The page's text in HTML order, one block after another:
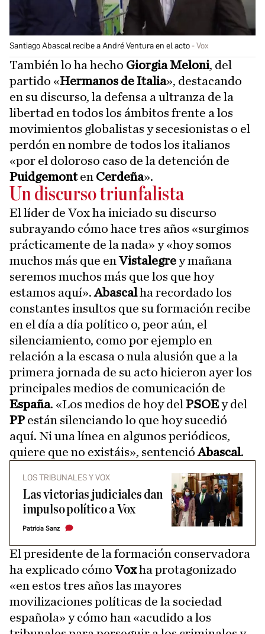
Santiago Abascal recibe a André Ventura en el acto Vox
También lo ha hecho Giorgia Meloni, del
partido «Hermanos de Italia», destacando
en su discurso, la defensa a ultranza de la
libertad en todos los ámbitos frente a los
movimientos globalistas y secesionistas o el
perdón en nombre de todos los italianos
«por el doloroso caso de la detención de
Puidgemonten Cerdeña».
Un discurso triunfalista
El líder de Vox ha iniciado su discurso
subrayando cómo hace tres años «surgimos
prácticamente de la nada» y «hoy somos
muchos más que enVistalegrey mañana
seremos muchos más que los que hoy
estamos aquí».Abascalha recordado los
constantes insultos que su formación recibe
en el día a día político o, peor aún, el
silenciamiento, como por ejemplo en
relación a la escasa o nula alusión que a la
primera jornada de su acto hicieron ayer los
principales medios de comunicación de
España. «Los medios de hoy del PSOEy del
PP están silenciando lo que hoy sucedió
aquí. Ni una línea en algunos periódicos,
quiere que no existáis», sentencióAbascal.
LOS TRIBUNALES Y VOX
Las victorias judiciales dan
impulso político a Vox
Patricia Sanz
El presidente de la formación conservadora
ha explicado cómoVoxha protagonizado
«en estos tres años las mayores
movilizaciones políticas de la sociedad
española» y cómo han «acudido a los